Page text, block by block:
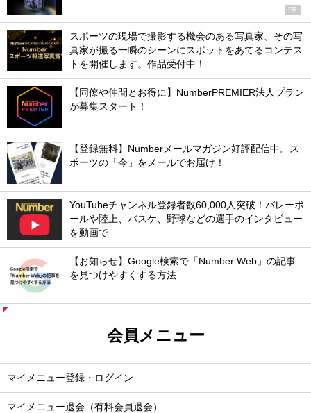
PR
スポーツの現場で撮影する機会のある写真家、その写
真家が撮る一瞬のシーンにスポットをあてるコンテス
トを開催します。作品受付中！
【同僚や仲間とお得に】NumberPREMIER法人プラン
が募集スタート！
【登録無料】Numberメールマガジン好評配信中。ス
ポーツの「今」をメールでお届け！
YouTubeチャンネル登録者数60,000人突破！バレーボ
ールや陸上、バスケ、野球などの選手のインタビュー
を動画で
【お知らせ】Google検索で「Number Web」の記事
を見つけやすくする方法
会員メニュー
マイメニュー登録・ログイン
マイメニュー退会（有料会員退会）